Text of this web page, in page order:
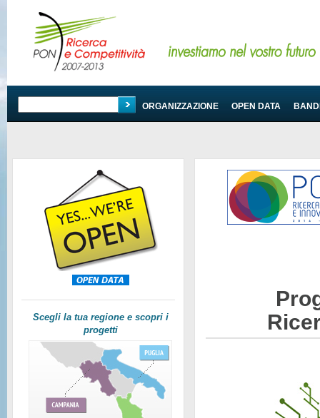
PROGRAMMA ORGANIZZAZIONE OPEN DATA
Scegli la tua regione e scopri i
progetti